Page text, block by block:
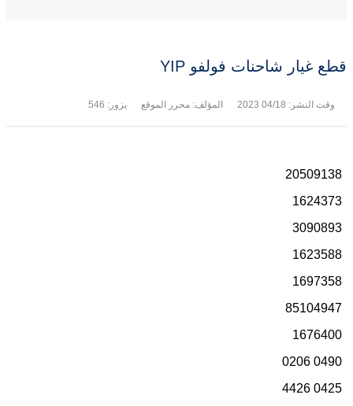
قطع غيار شاحنات فولفو YIP
وقت النشر: 04/18 2023 المؤلف: محرر الموقع يزور: 546
20509138
1624373
3090893
1623588
1697358
85104947
1676400
0490 0206
0425 4426